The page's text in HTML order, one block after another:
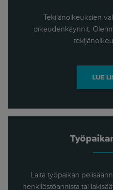
Tekijänoikeuksien
oikeudenkäynnit.
LUE
Laita työpaikan
henkilöstöannista tai